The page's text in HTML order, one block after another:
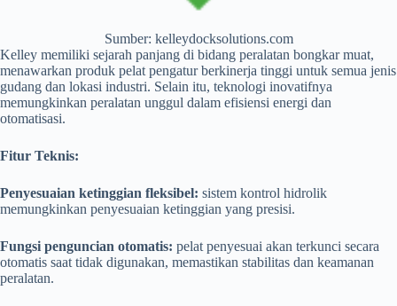
Sumber: kelleydocksolutions.com
Kelley memiliki sejarah panjang di bidang peralatan bongkar muat,
menawarkan produk pelat pengatur berkinerja tinggi untuk semua jenis
gudang dan lokasi industri. Selain itu, teknologi inovatifnya
memungkinkan peralatan unggul dalam efisiensi energi dan
otomatisasi.
Fitur Teknis:
Penyesuaian ketinggian fleksibel: sistem kontrol hidrolik
memungkinkan penyesuaian ketinggian yang presisi.
Fungsi penguncian otomatis: pelat penyesuai akan terkunci secara
otomatis saat tidak digunakan, memastikan stabilitas dan keamanan
peralatan.